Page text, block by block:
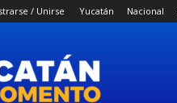
/ Unirse Yucatán Nacional